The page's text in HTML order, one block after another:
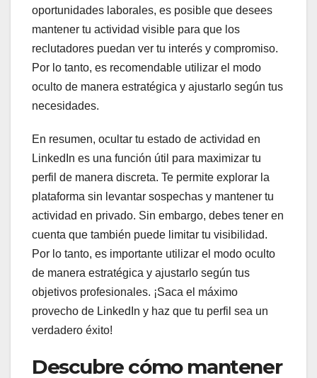
oportunidades laborales, es posible que desees
mantener tu actividad visible para que los
reclutadores puedan ver tu interés y compromiso.
Por lo tanto, es recomendable utilizar el modo
oculto de manera estratégica y ajustarlo según tus
necesidades.
En resumen, ocultar tu estado de actividad en
LinkedIn es una función útil para maximizar tu
perfil de manera discreta. Te permite explorar la
plataforma sin levantar sospechas y mantener tu
actividad en privado. Sin embargo, debes tener en
cuenta que también puede limitar tu visibilidad.
Por lo tanto, es importante utilizar el modo oculto
de manera estratégica y ajustarlo según tus
objetivos profesionales. ¡Saca el máximo
provecho de LinkedIn y haz que tu perfil sea un
verdadero éxito!
Descubre cómo mantener